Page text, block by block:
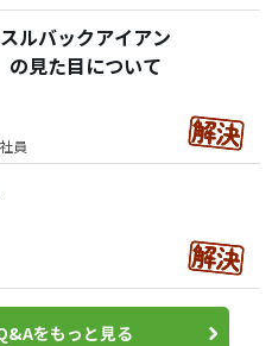
ルバックアイアン
の見た目について
員
をもっと見る